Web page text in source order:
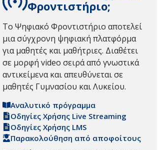
Φροντιστήριο;
Το Ψηφιακό Φροντιστήριο αποτελεί
μια σύγχρονη ψηφιακή πλατφόρμα
για μαθητές και μαθήτριες. Διαθέτει
σε μορφή video σειρά από γνωστικά
αντικείμενα και απευθύνεται σε
μαθητές Γυμνασίου και Λυκείου.
Αναλυτικό πρόγραμμα
Οδηγίες Χρήσης Live Streaming
Οδηγίες Χρήσης LMS
Παρακολούθηση από αποφοίτους